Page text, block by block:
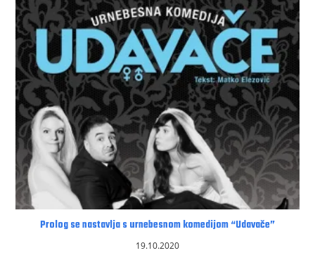
Prolog se nastavlja s urnebesnom komedijom “Udavače”
19.10.2020